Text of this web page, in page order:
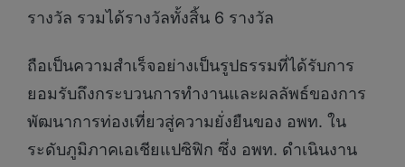
รางวัล รวมได้รางวัลทั้งสิ้น 6 รางวัล
ถือเป็นความสำเร็จอย่างเป็นรูปธรรมที่ได้รับการ
ยอมรับถึงกระบวนการทำงานและผลลัพธ์ของการ
พัฒนาการท่องเที่ยวสู่ความยั่งยืนของ อพท. ใน
ระดับภูมิภาคเอเชียแปซิฟิก ซึ่ง อพท. ดำเนินงาน